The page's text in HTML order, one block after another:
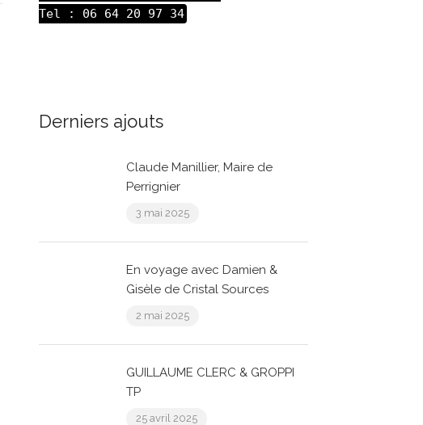
Tel : 06 64 20 97 34
Derniers ajouts
Claude Manillier, Maire de
Perrignier
3 mai 2025
En voyage avec Damien &
Gisèle de Cristal Sources
2 mai 2025
GUILLAUME CLERC & GROPPI
TP
25 avril 2025